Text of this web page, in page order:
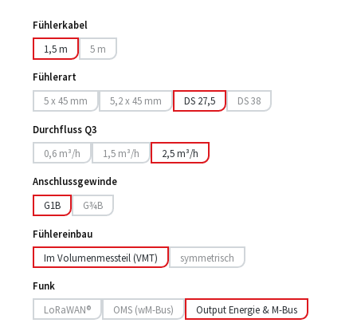
Fühlerkabel
1,5 m
5 m
(Diese Option ist zurzeit nicht verfügbar.)
Fühlerart
5 x 45 mm
(Diese Option ist zurzeit nicht verfügbar.)
5,2 x 45 mm
(Diese Option ist zurzeit nicht verfügbar.)
DS 27,5 DS 38
(Diese Option ist zurzeit
Durchfluss Q3
0,6 m³/h
(Diese Option ist zurzeit nicht verfügbar.)
1,5 m³/h
(Diese Option ist zurzeit nicht verfügbar.)
2,5 m³/h
Anschlussgewinde
G1B
G¾B
(Diese Option ist zurzeit nicht verfügbar.)
Fühlereinbau
Im Volumenmessteil (VMT)
symmetrisch
(Diese Option ist zurzeit nicht
Funk
LoRaWAN®
(Diese Option ist zurzeit nicht verfügbar.)
OMS (wM-Bus)
(Diese Option ist zurzeit nicht verfügbar.)
Output Energie & M-Bus